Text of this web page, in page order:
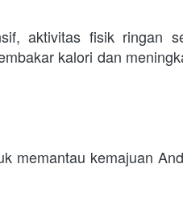
aktivitas fisik ringan
kalori dan
memantau kemajuan